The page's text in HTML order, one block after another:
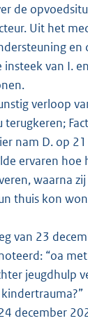
de
Uit het
van I.
verloop
nam D. op
ervaren
waarna
thuis kon
van 23
“oa
jeugdhulp
december